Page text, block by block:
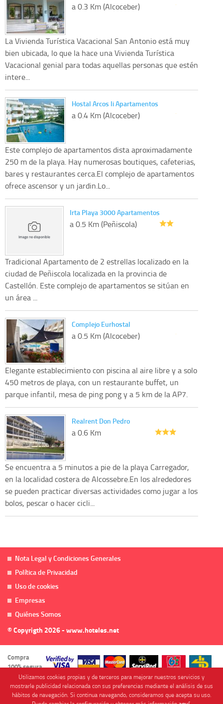
a 0.3 Km (Alcoceber)
La Vivienda Turística Vacacional San Antonio está muy
bien ubicada, lo que la hace una Vivienda Turística
Vacacional genial para todas aquellas personas que estén
intere...
Hostal Arcos Ii Apartamentos
a 0.4 Km (Alcoceber)
Este complejo de apartamentos dista aproximadamente
250 m de la playa. Hay numerosas boutiques, cafeterias,
bares y restaurantes cerca.El complejo de apartamentos
ofrece ascensor y un jardin.Lo...
Irta Playa 3000 Apartamentos
a 0.5 Km (Peñiscola)
Tradicional Apartamento de 2 estrellas localizado en la
ciudad de Peñiscola localizada en la provincia de
Castellón. Este complejo de apartamentos se sitúan en
un área ...
Complejo Eurhostal
a 0.5 Km (Alcoceber)
Elegante establecimiento con piscina al aire libre y a solo
450 metros de playa, con un restaurante buffet, un
parque infantil, mesa de ping pong y a 5 km de la AP7.
Realrent Don Pedro
a 0.6 Km
Se encuentra a 5 minutos a pie de la playa Carregador,
en la localidad costera de Alcossebre.En los alrededores
se pueden practicar diversas actividades como jugar a los
bolos, pescar o hacer cicli...
Nota Legal y Condiciones Generales
Política de Privacidad
Uso de cookies
Empresas
Quiénes Somos
© Copyrigth 2026 - www.hoteles.net
Compra
100% segura
Utilizamos cookies propias y de terceros para mejorar nuestros servicios y
mostrarle publicidad relacionada con sus preferencias mediante el análisis de sus
hábitos de navegación. Si continua navegando, consideramos que acepta su uso.